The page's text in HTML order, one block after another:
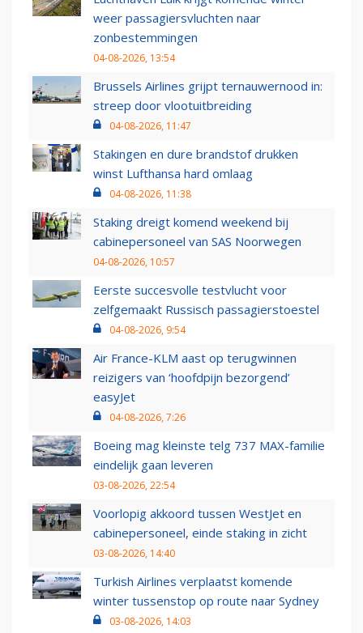
weer passagiersvluchten naar
zonbestemmingen
04-08-2026, 13:54
Brussels Airlines grijpt ternauwernood in:
streep door vlootuitbreiding
04-08-2026, 11:47
Stakingen en dure brandstof drukken
winst Lufthansa hard omlaag
04-08-2026, 11:38
Staking dreigt komend weekend bij
cabinepersoneel van SAS Noorwegen
04-08-2026, 10:57
Eerste succesvolle testvlucht voor
zelfgemaakt Russisch passagierstoestel
04-08-2026, 9:54
Air France-KLM aast op terugwinnen
reizigers van ‘hoofdpijn bezorgend’
easyJet
04-08-2026, 7:26
Boeing mag kleinste telg 737 MAX-familie
eindelijk gaan leveren
03-08-2026, 22:54
Voorlopig akkoord tussen WestJet en
cabinepersoneel, einde staking in zicht
03-08-2026, 14:40
Turkish Airlines verplaatst komende
winter tussenstop op route naar Sydney
03-08-2026, 14:03